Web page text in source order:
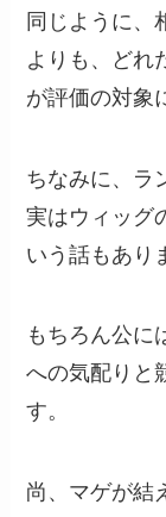
同じように、
よりも、どれ
が評価の対象
ちなみに、ラ
実はウィッグ
いう話もあり
もちろん公に
への気配りと
す。
尚、マゲが結